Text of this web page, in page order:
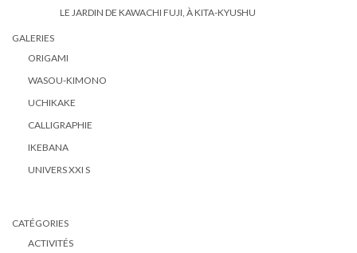
LE JARDIN DE KAWACHI FUJI, À KITA-KYUSHU
GALERIES
ORIGAMI
WASOU-KIMONO
UCHIKAKE
CALLIGRAPHIE
IKEBANA
UNIVERS XXI S
CATÉGORIES
ACTIVITÉS